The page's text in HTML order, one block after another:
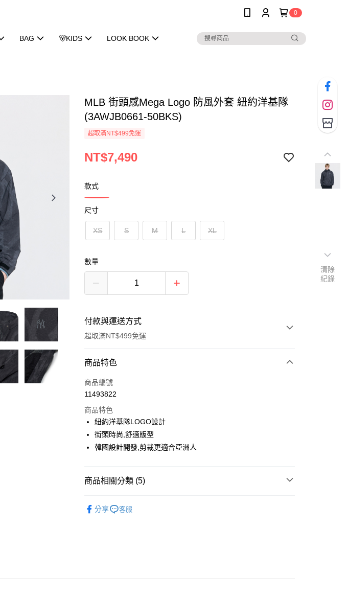
0
BAG 🐻KIDS LOOK BOOK
MLB 街頭感Mega Logo 防風外套 紐約洋基隊
(3AWJB0661-50BKS)
超取滿NT$499免運
NT$7,490
款式
尺寸
XS S M L XL
數量
付款與運送方式
超取滿NT$499免運
付款方式
信用卡一次付款
LINE Pay
Apple Pay
悠遊付
運送方式
商品特色
商品編號
11493822
商品特色
紐約洋基隊LOGO設計
街頭時尚,舒適版型
韓國設計開發,剪裁更適合亞洲人
商品相關分類 (5)
分享 客服
清除
紀錄